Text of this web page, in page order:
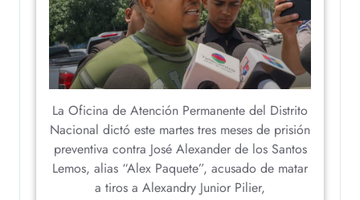
La Oficina de Atención Permanente del Distrito
Nacional dictó este martes tres meses de prisión
preventiva contra José Alexander de los Santos
Lemos, alias “Alex Paquete”, acusado de matar
a tiros a Alexandry Junior Pilier,